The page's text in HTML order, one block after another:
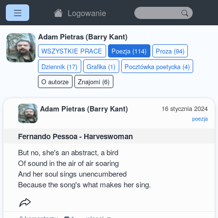
Logowanie
Adam Pietras (Barry Kant)
WSZYSTKIE PRACE Poezja (114)
Proza (94)
Dziennik (17)
Grafika (1)
Pocztówka poetycka (4)
O autorze
Znajomi (6)
16 stycznia 2024
poezja
Adam Pietras (Barry Kant)
Fernando Pessoa - Harveswoman
But no, she's an abstract, a bird
Of sound in the air of air soaring
And her soul sings unencumbered
Because the song's what makes her sing.